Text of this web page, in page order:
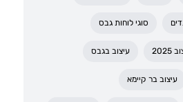
סוגי לוחות גבס
2025 עיצוב בגבס
עיצוב בר קיימא